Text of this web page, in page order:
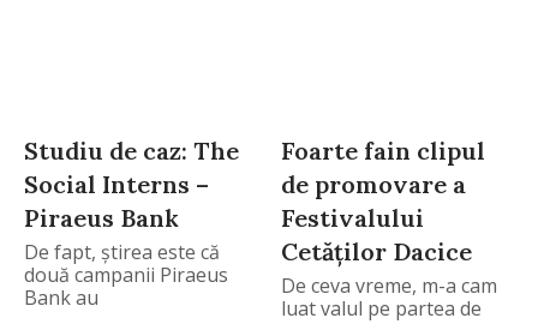
Studiu de caz: The
Social Interns –
Piraeus Bank
De fapt, ştirea este că
două campanii Piraeus
Bank au
Foarte fain clipul
de promovare a
Festivalului
Cetăţilor Dacice
De ceva vreme, m-a cam
luat valul pe partea de